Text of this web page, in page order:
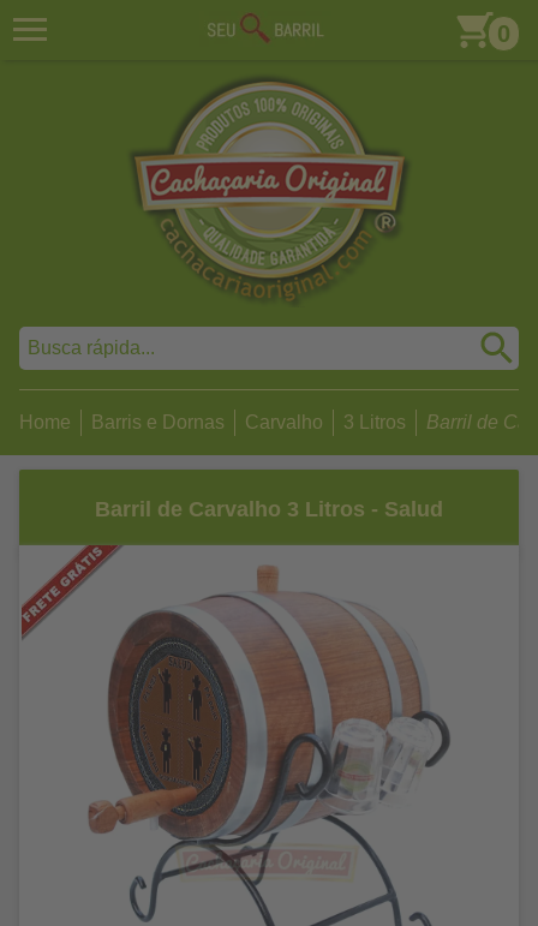
0
Home Barris e Dornas Carvalho 3 Litros Barril de
Barril de Carvalho 3 Litros - Salud